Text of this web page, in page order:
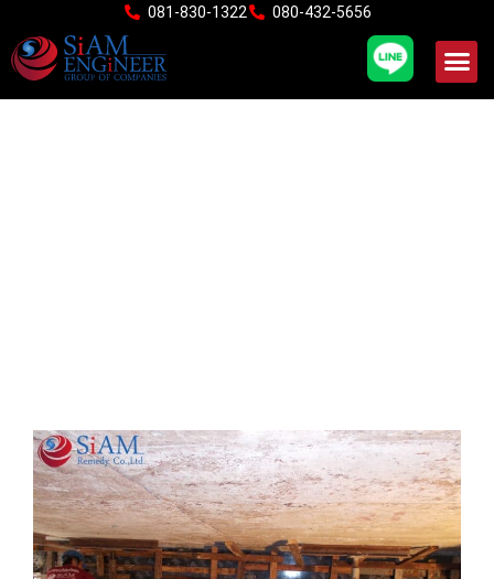
content
081-830-1322 080-432-5656